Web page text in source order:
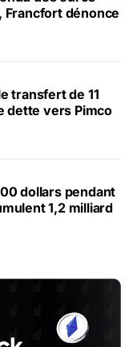
Francfort dénonce
transfert de 11
dette vers Pimco
dollars pendant
1,2 milliard